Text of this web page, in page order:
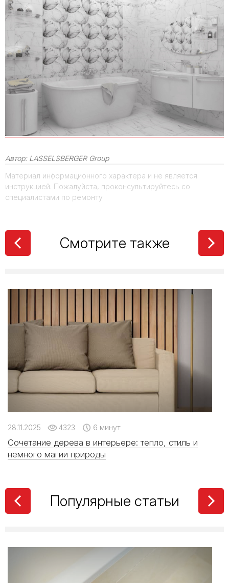
Автор: LASSELSBERGER Group
Материал информационного характера и не является
инструкцией. Пожалуйста, проконсультируйтесь со
специалистами по ремонту
задач
лофта: какие стили
широкоформатным
Смотрите также
28.11.2025 4323 6 минут
Сочетание дерева в интерьере: тепло, стиль и
немного магии природы
Популярные статьи